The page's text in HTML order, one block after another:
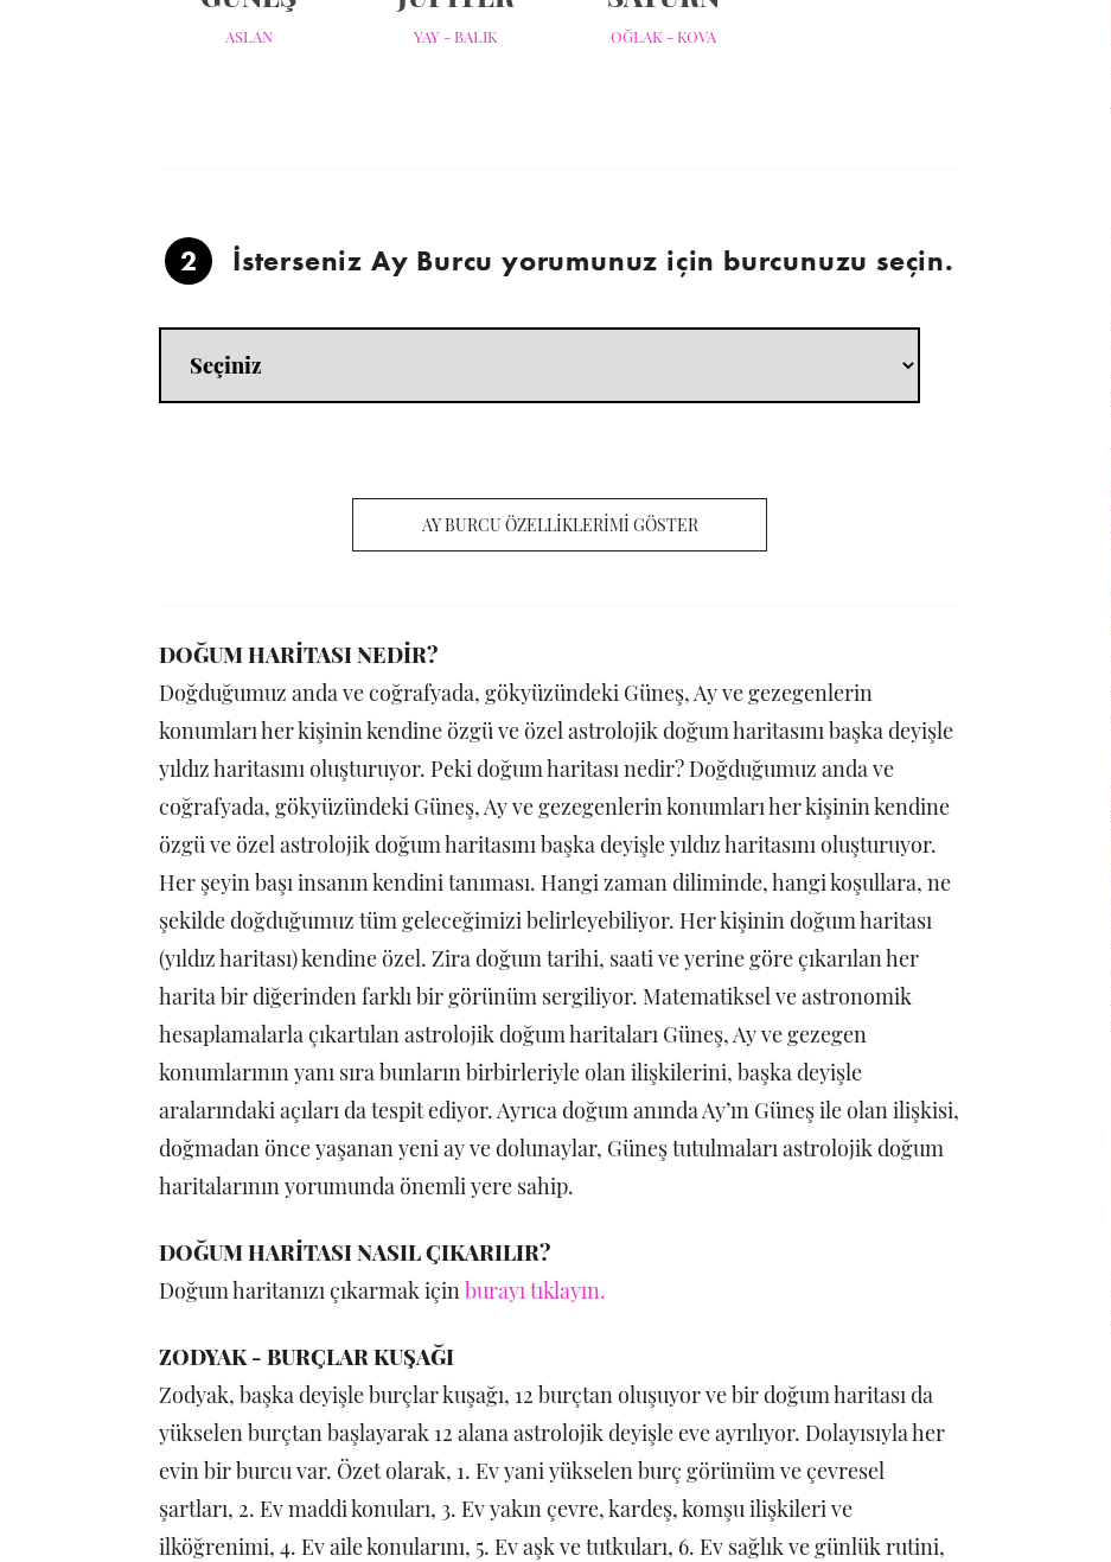
ASLAN YAY - BALIK OĞLAK - KOVA
2 İsterseniz Ay Burcu yorumunuz için burcunuzu seçin.
AY BURCU ÖZELLİKLERİMİ GÖSTER
DOĞUM HARİTASI NEDİR?
Doğduğumuz anda ve coğrafyada, gökyüzündeki Güneş, Ay ve gezegenlerin
konumları her kişinin kendine özgü ve özel astrolojik doğum haritasını başka deyişle
yıldız haritasını oluşturuyor. Peki doğum haritası nedir? Doğduğumuz anda ve
coğrafyada, gökyüzündeki Güneş, Ay ve gezegenlerin konumları her kişinin kendine
özgü ve özel astrolojik doğum haritasını başka deyişle yıldız haritasını oluşturuyor.
Her şeyin başı insanın kendini tanıması. Hangi zaman diliminde, hangi koşullara, ne
şekilde doğduğumuz tüm geleceğimizi belirleyebiliyor. Her kişinin doğum haritası
(yıldız haritası) kendine özel. Zira doğum tarihi, saati ve yerine göre çıkarılan her
harita bir diğerinden farklı bir görünüm sergiliyor. Matematiksel ve astronomik
hesaplamalarla çıkartılan astrolojik doğum haritaları Güneş, Ay ve gezegen
konumlarının yanı sıra bunların birbirleriyle olan ilişkilerini, başka deyişle
aralarındaki açıları da tespit ediyor. Ayrıca doğum anında Ay’ın Güneş ile olan ilişkisi,
doğmadan önce yaşanan yeni ay ve dolunaylar, Güneş tutulmaları astrolojik doğum
haritalarının yorumunda önemli yere sahip.
DOĞUM HARİTASI NASIL ÇIKARILIR?
Doğum haritanızı çıkarmak içinburayı tıklayın.
ZODYAK - BURÇLAR KUŞAĞI
Zodyak, başka deyişle burçlar kuşağı, 12 burçtan oluşuyor ve bir doğum haritası da
yükselen burçtan başlayarak 12 alana astrolojik deyişle eve ayrılıyor. Dolayısıyla her
evin bir burcu var. Özet olarak, 1. Ev yani yükselen burç görünüm ve çevresel
şartları, 2. Ev maddi konuları, 3. Ev yakın çevre, kardeş, komşu ilişkileri ve
ilköğrenimi, 4. Ev aile konularını, 5. Ev aşk ve tutkuları, 6. Ev sağlık ve günlük rutini,